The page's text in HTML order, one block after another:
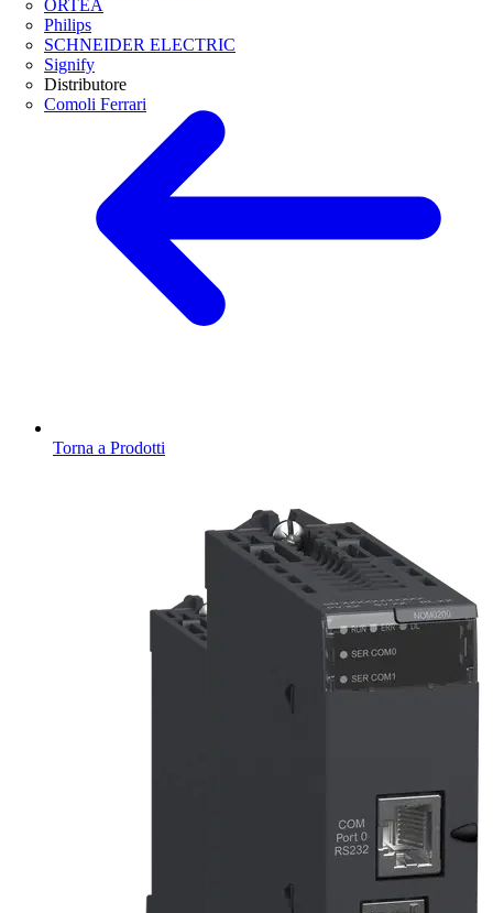
ORTEA
Philips
SCHNEIDER ELECTRIC
Signify
Distributore
Comoli Ferrari
Torna a Prodotti